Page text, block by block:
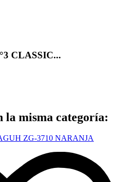
CLASSIC...
la misma categoría: